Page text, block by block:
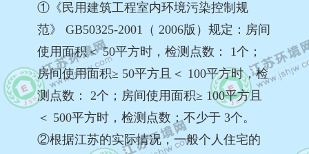
①《民用建筑工程室内环境污染控制规
范》 GB50325-2001（ 2006版）规定：房间
使用面积＜ 50平方时，检测点数： 1个；
房间使用面积≥ 50平方且＜ 100平方时，检
测点数： 2个；房间使用面积≥ 100平方且
＜ 500平方时，检测点数：不少于 3个。
②根据江苏的实际情况，一般个人住宅的